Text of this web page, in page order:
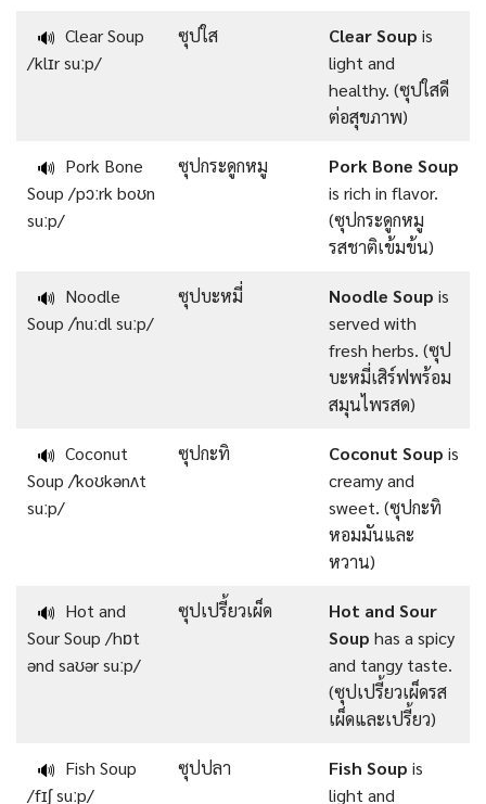
🔊 Clear Soup
/klɪr suːp/
ซุปใส Clear Soup is
light and
healthy. (ซุปใสดี
ต่อสุขภาพ)
🔊 Pork Bone
Soup /pɔːrk boʊn
suːp/
ซุปกระดูกหมู
Pork Bone Soup
is rich in flavor.
(ซุปกระดูกหมู
รสชาติเข้มข้น)
🔊 Noodle
Soup /ˈnuːdl suːp/
ซุปบะหมี่ Noodle Soup is
served with
fresh herbs. (ซุป
บะหมี่เสิร์ฟพร้อม
สมุนไพรสด)
🔊 Coconut
Soup /ˈkoʊkənʌt
suːp/
ซุปกะทิ Coconut Soup is
creamy and
sweet. (ซุปกะทิ
หอมมันและ
หวาน)
🔊 Hot and
Sour Soup /hɒt
ənd saʊər suːp/
ซุปเปรี้ยวเผ็ด
Hot and Sour
Soup has a spicy
and tangy taste.
(ซุปเปรี้ยวเผ็ดรส
เผ็ดและเปรี้ยว)
🔊 Fish Soup
/fɪʃ suːp/
ซุปปลา Fish Soup is
light and